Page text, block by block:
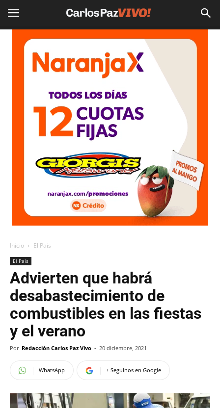
Inicio El Pais
El Pais
Advierten que habrá
desabastecimiento de
combustibles en las fiestas
y el verano
Por Redacción Carlos Paz Vivo - 20 diciembre, 2021
WhatsApp + Seguinos en Google